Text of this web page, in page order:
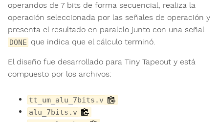
operandos de 7 bits de forma secuencial, realiza la
operación seleccionada por las señales de operación y
presenta el resultado en paralelo junto con una señal
DONE que indica que el cálculo terminó.
El diseño fue desarrollado para Tiny Tapeout y está
compuesto por los archivos:
tt_um_alu_7bits.v
alu_7bits.v